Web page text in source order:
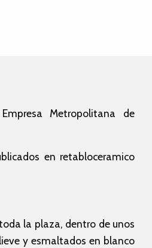
Metropolitana de
en retabloceramico
la plaza, dentro de unos
y esmaltados en blanco